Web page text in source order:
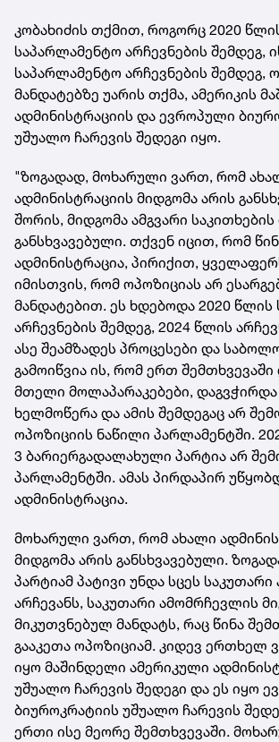
კობახიძის თქმით, როგორც 2020
საპარლამენტო არჩევნების შემდეგ,
საპარლამენტო არჩევნების შემდეგ,
მანდატებზე უარის თქმა, ამერიკის
ადმინისტრაციის და ევროპული
უშუალო ჩარევის შედეგი იყო.
"ზოგადად, მოხარული ვართ, რომ
ადმინისტრაციის მიდგომა არის
შორის, მიდგომა ამგვარი
განსხვავებული. თქვენ იცით, რომ
ადმინისტრაცია, პირიქით,
იმისთვის, რომ ოპოზიციას არ
მანდატებით. ეს ხდებოდა 2020 წლის
არჩევნების შემდეგ, 2024 წლის
ასე შეამზადეს პროცესები და
გამოიწვია ის, რომ ერთ
მთელი მოლაპარაკებები, დაგვჭირდა
ხელმოწერა და ამის შემდეგაც არ
ოპოზიციის ნაწილი პარლამენტში.
3 ბარიერგადალახული პარტია არ
პარლამენტში. ამას პირდაპირ
ადმინისტრაცია.
მოხარული ვართ, რომ ახალი
მიდგომა არის განსხვავებული.
პარტიამ პატივი უნდა სცეს
არჩევანს, საკუთარი ამომრჩევლის
მიკუთვნებულ მანდატს, რაც წინა
გააკეთა ოპოზიციამ. კიდევ ერთხელ
იყო მაშინდელი ამერიკული
უშუალო ჩარევის შედეგი და ეს იყო
ბიუროკრატიის უშუალო ჩარევის
ერთი ისე მეორე შემთხვევაში.